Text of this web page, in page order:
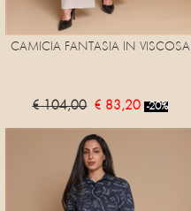
CAMICIA FANTASIA IN VISCOSA
€ 104,00 € 83,20 -20%